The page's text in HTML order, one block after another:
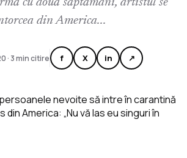
cu două săptămâni, artistul se
din America...
· 3 min citire f X in ↗